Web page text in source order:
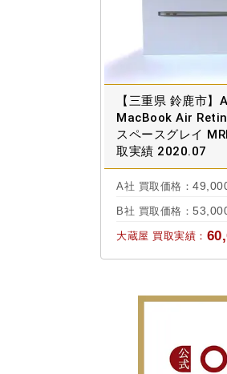
【三重県 鈴鹿市】
MacBook Air
スペースグレイ
取実績 2020.07
A社 買取価格：
B社 買取価格：
大蔵屋 買取実績：